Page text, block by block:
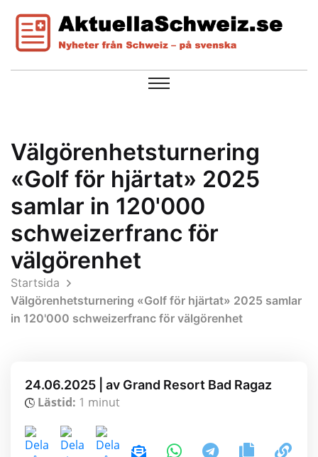
Välgörenhetsturnering
«Golf för hjärtat» 2025
samlar in 120'000
schweizerfranc för
välgörenhet
Startsida
Välgörenhetsturnering «Golf för hjärtat» 2025 samlar
in 120'000 schweizerfranc för välgörenhet
24.06.2025 | av Grand Resort Bad Ragaz
Lästid: 1 minut